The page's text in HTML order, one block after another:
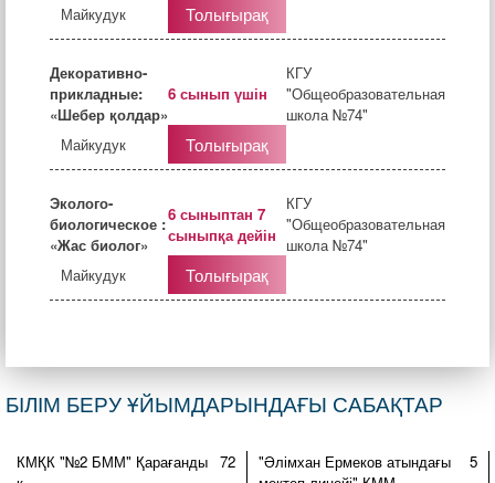
Майкудук
Толығырақ
Декоративно-
прикладные:
«Шебер қолдар»
6 сынып үшін
КГУ
"Общеобразовательная
школа №74"
Майкудук
Толығырақ
Эколого-
биологическое :
«Жас биолог»
6 сыныптан 7
сыныпқа дейін
КГУ
"Общеобразовательная
школа №74"
Майкудук
Толығырақ
БІЛІМ БЕРУ ҰЙЫМДАРЫНДАҒЫ САБАҚТАР
КМҚК "№2 БММ" Қарағанды 72
"Әлімхан Ермеков атындағы
5